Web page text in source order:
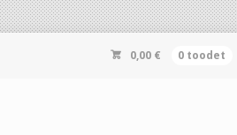
0,00 € 0 toodet